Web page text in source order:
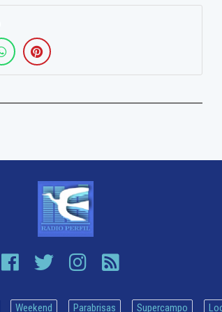
Weekend Parabrisas Supercampo